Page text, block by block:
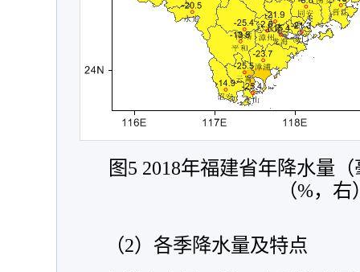
图5 2018年福建省年降水量
（%，右
（2）各季降水量及特点